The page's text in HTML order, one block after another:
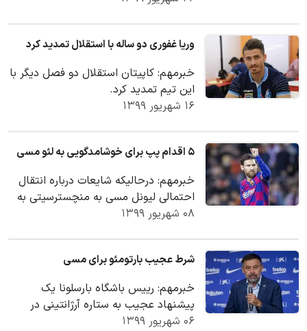
وریا غفوری دو ساله با استقلال تمدید کرد
خبرمهم: کاپیتان استقلال دو فصل دیگر با
این تیم تمدید کرد.
۱۶ شهریور ۱۳۹۹
۵ اقدام پپ برای خوشامدگویی به لئو مسی
خبرمهم: درحالیکه شایعات درباره انتقال
احتمالی لیونل مسی به منچسترسیتی به
اوج رسیده، سوال این است که سیتیزن‌ها
۰۸ شهریور ۱۳۹۹
شرط عجیب بارتومئو برای مسی
خبرمهم: رییس باشگاه بارسلونا یک
پیشنهاد عجیب به ستاره آرژانتینی در
رابطه با استعفایش داد.
۰۶ شهریور ۱۳۹۹